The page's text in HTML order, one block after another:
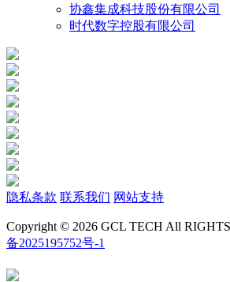
协鑫集成科技股份有限公司
时代数字控股有限公司
隐私条款 联系我们 网站支持
Copyright © 2026 GCL TECH All
备2025195752号-1